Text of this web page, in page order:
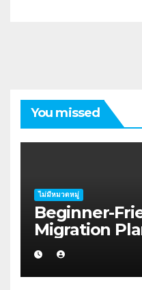
You missed
ไม่มีหมวดหมู่
Beginner-
Migration
for Startup
Harbour